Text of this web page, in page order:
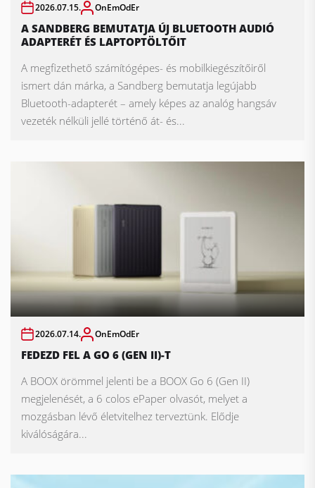
2026.07.15. OnEmOdEr
A SANDBERG BEMUTATJA ÚJ BLUETOOTH AUDIÓ
ADAPTERÉT ÉS LAPTOPTÖLTŐIT
A megfizethető számítógépes- és mobilkiegészítőiről
ismert dán márka, a Sandberg bemutatja legújabb
Bluetooth-adapterét – amely képes az analóg hangsáv
vezeték nélküli jellé történő át- és...
2026.07.14. OnEmOdEr
FEDEZD FEL A GO 6 (GEN II)-T
A BOOX örömmel jelenti be a BOOX Go 6 (Gen II)
megjelenését, a 6 colos ePaper olvasót, melyet a
mozgásban lévő életvitelhez terveztünk. Elődje
kiválóságára...